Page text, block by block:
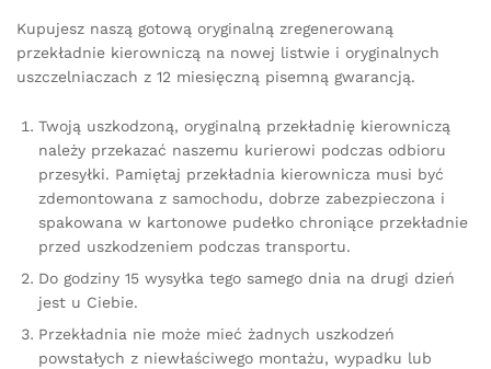
Kupujesz naszą gotową oryginalną zregenerowaną
przekładnie kierowniczą na nowej listwie i oryginalnych
uszczelniaczach z 12 miesięczną pisemną gwarancją.
Twoją uszkodzoną, oryginalną przekładnię kierowniczą
należy przekazać naszemu kurierowi podczas odbioru
przesyłki. Pamiętaj przekładnia kierownicza musi być
zdemontowana z samochodu, dobrze zabezpieczona i
spakowana w kartonowe pudełko chroniące przekładnie
przed uszkodzeniem podczas transportu.
Do godziny 15 wysyłka tego samego dnia na drugi dzień
jest u Ciebie.
Przekładnia nie może mieć żadnych uszkodzeń
powstałych z niewłaściwego montażu, wypadku lub